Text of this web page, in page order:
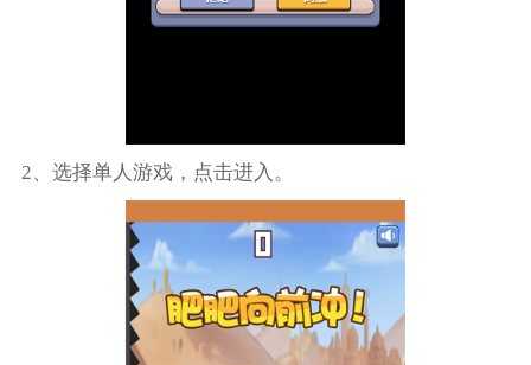
2、选择单人游戏，点击进入。